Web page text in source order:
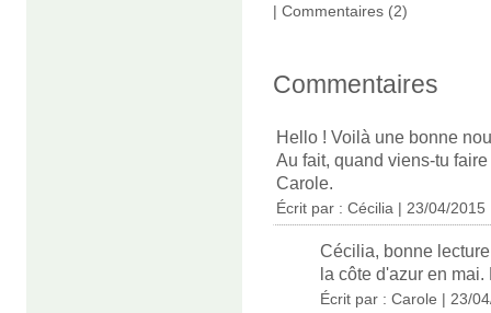
| Commentaires (2)
Commentaires
Hello ! Voilà une bonne
Au fait, quand viens-tu
Carole.
Écrit par : Cécilia | 23/04/2015
Cécilia, bonne
la côte d'azur en mai.
Écrit par : Carole | 23/